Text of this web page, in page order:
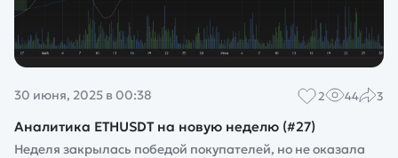
30 июня, 2025 в 00:38 2 44 3
Аналитика ETHUSDT на новую неделю (#27)
Неделя закрылась победой покупателей, но не оказала